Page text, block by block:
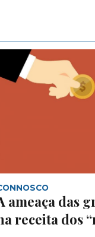
ameaça das
receita dos